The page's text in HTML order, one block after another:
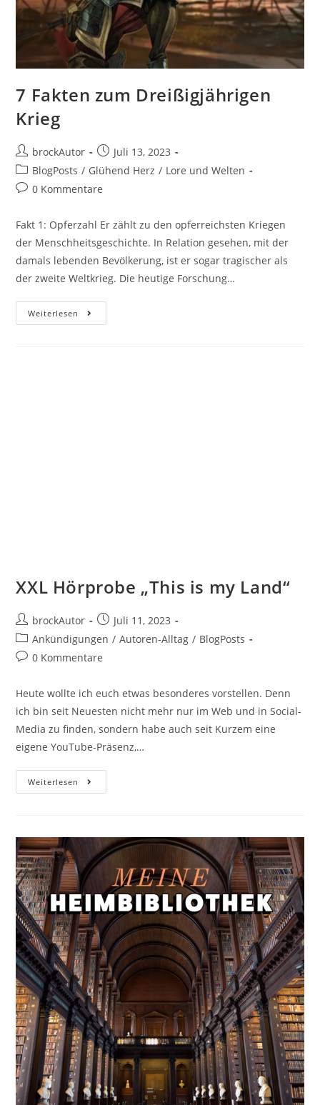
7 Fakten zum Dreißigjährigen
Krieg
brockAutor
Juli 13, 2023
BlogPosts / Glühend Herz / Lore und Welten
0 Kommentare
Fakt 1: Opferzahl Er zählt zu den opferreichsten Kriegen
der Menschheitsgeschichte. In Relation gesehen, mit der
damals lebenden Bevölkerung, ist er sogar tragischer als
der zweite Weltkrieg. Die heutige Forschung…
Weiterlesen
XXL Hörprobe „This is my Land“
brockAutor
Juli 11, 2023
Ankündigungen / Autoren-Alltag / BlogPosts
0 Kommentare
Heute wollte ich euch etwas besonderes vorstellen. Denn
ich bin seit Neuesten nicht mehr nur im Web und in Social-
Media zu finden, sondern habe auch seit Kurzem eine
eigene YouTube-Präsenz,…
Weiterlesen